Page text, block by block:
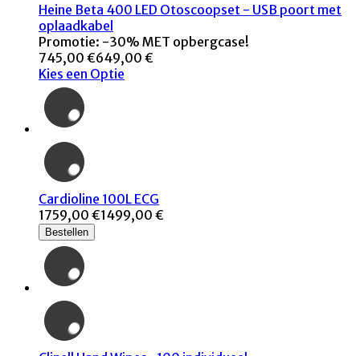
Heine Beta 400 LED Otoscoopset - USB poort met
oplaadkabel
Promotie: -30% MET opbergcase!
745,00 €649,00 €
Kies een Optie
Cardioline 100L ECG
1759,00 €1499,00 €
Bestellen